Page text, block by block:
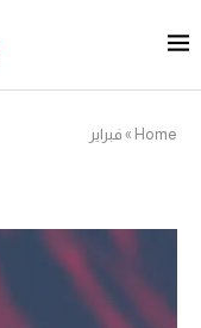
Home
» فبراير